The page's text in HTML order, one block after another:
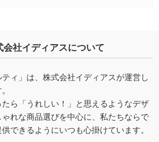
しい
いただければ、QRコードを生成
配置のご相談にも応じています。
会社イディアスについて
ティ」は、株式会社イディアスが運営し
ら「うれしい！」と思えるようなデザ
れな商品選びを中心に、私たちならで
できるようにいつも心掛けています。